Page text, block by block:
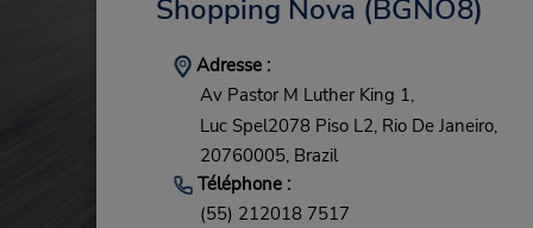
Shopping Nova (BGNO8)
Adresse :
Av Pastor M Luther King 1,
Luc Spel2078 Piso L2, Rio De Janeiro,
20760005, Brazil
Téléphone :
(55) 212018 7517